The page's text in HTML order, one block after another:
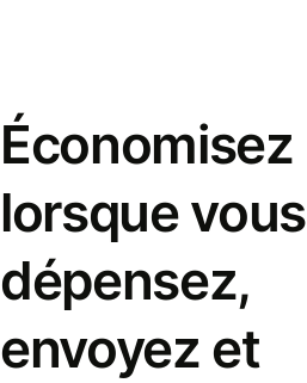
Économisez
lorsque vous
dépensez,
envoyez et